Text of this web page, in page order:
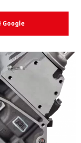
Google